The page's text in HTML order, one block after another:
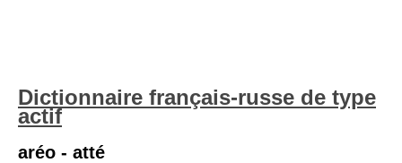
Dictionnaire français-russe de type
actif
aréo - atté